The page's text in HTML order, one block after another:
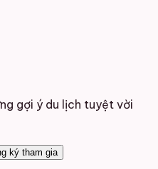
gợi ý du lịch tuyệt vời
Đăng ký tham gia